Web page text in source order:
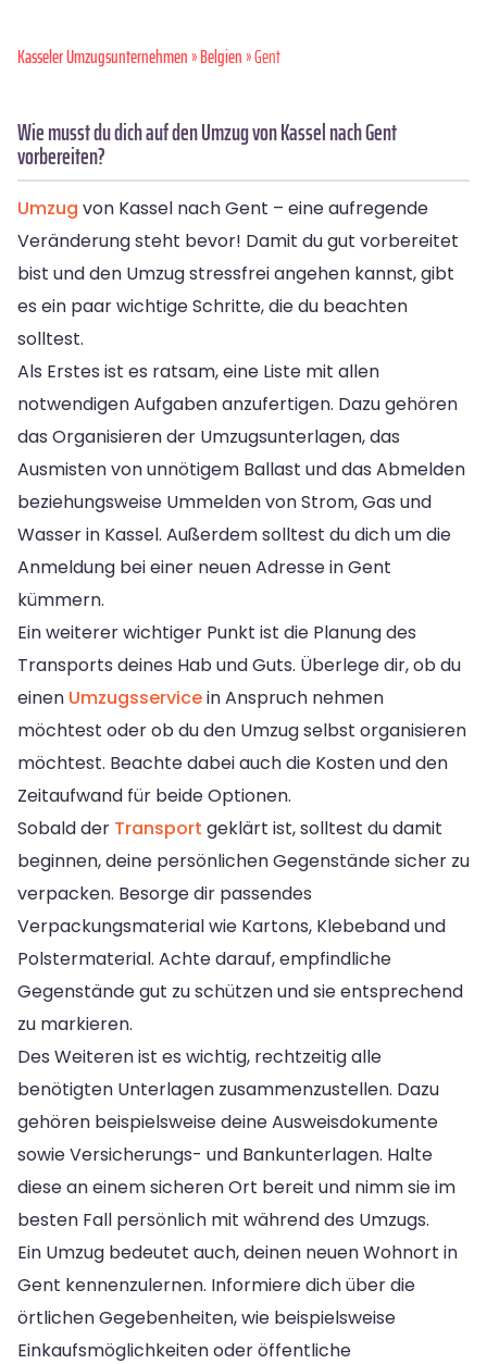
Kasseler Umzugsunternehmen»Belgien» Gent
Wie musst du dich auf den Umzug von Kassel nach Gent
vorbereiten?
Umzug von Kassel nach Gent – eine aufregende
Veränderung steht bevor! Damit du gut vorbereitet
bist und den Umzug stressfrei angehen kannst, gibt
es ein paar wichtige Schritte, die du beachten
solltest.
Als Erstes ist es ratsam, eine Liste mit allen
notwendigen Aufgaben anzufertigen. Dazu gehören
das Organisieren der Umzugsunterlagen, das
Ausmisten von unnötigem Ballast und das Abmelden
beziehungsweise Ummelden von Strom, Gas und
Wasser in Kassel. Außerdem solltest du dich um die
Anmeldung bei einer neuen Adresse in Gent
kümmern.
Ein weiterer wichtiger Punkt ist die Planung des
Transports deines Hab und Guts. Überlege dir, ob du
einen Umzugsservicein Anspruch nehmen
möchtest oder ob du den Umzug selbst organisieren
möchtest. Beachte dabei auch die Kosten und den
Zeitaufwand für beide Optionen.
Sobald der Transport geklärt ist, solltest du damit
beginnen, deine persönlichen Gegenstände sicher zu
verpacken. Besorge dir passendes
Verpackungsmaterial wie Kartons, Klebeband und
Polstermaterial. Achte darauf, empfindliche
Gegenstände gut zu schützen und sie entsprechend
zu markieren.
Des Weiteren ist es wichtig, rechtzeitig alle
benötigten Unterlagen zusammenzustellen. Dazu
gehören beispielsweise deine Ausweisdokumente
sowie Versicherungs- und Bankunterlagen. Halte
diese an einem sicheren Ort bereit und nimm sie im
besten Fall persönlich mit während des Umzugs.
Ein Umzug bedeutet auch, deinen neuen Wohnort in
Gent kennenzulernen. Informiere dich über die
örtlichen Gegebenheiten, wie beispielsweise
Einkaufsmöglichkeiten oder öffentliche